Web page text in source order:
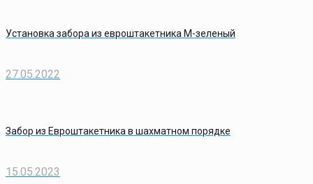
Установка забора из евроштакетника М-зеленый
27.05.2022
Забор из Евроштакетника в шахматном порядке
15.05.2023